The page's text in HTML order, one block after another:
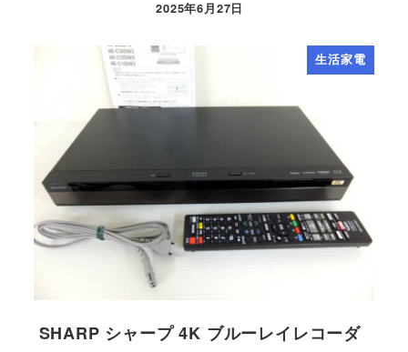
2025年6月27日
生活家電
SHARP シャープ 4K ブルーレイレコーダ